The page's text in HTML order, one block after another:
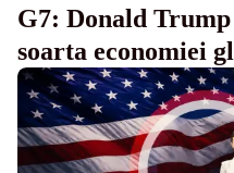
G7: Donald
soarta economiei